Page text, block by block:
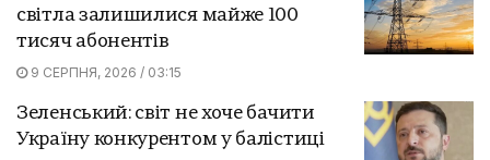
світла залишилися майже 100
тисяч абонентів
9 СЕРПНЯ, 2026 / 03:15
Зеленський: світ не хоче бачити
Україну конкурентом у балістиці